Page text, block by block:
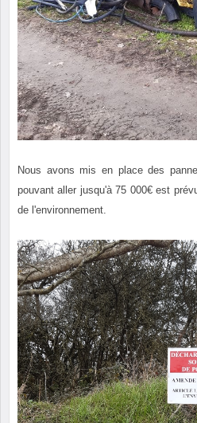
Nous avons mis en place des
pouvant aller jusqu'à 75 000€ est
de l'environnement.